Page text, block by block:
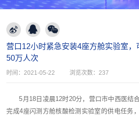
营口12小时紧急安装4座方舱实验室
50万人次
时间： 2021-05-22 浏览次数： 237
5月18日凌晨12时20分，营口市中西医结
完成4座闪测方舱核酸检测实验室的供电任务